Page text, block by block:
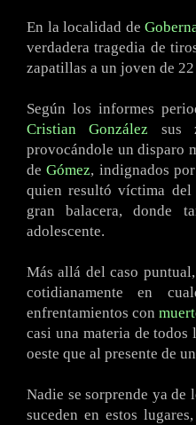
En la localidad de
verdadera tragedia de
zapatillas a un joven de 22
Según los informes
Cristian González sus
provocándole un disparo
deGómez, indignados
quien resultó víctima
gran balacera, donde
adolescente.
Más allá del caso
cotidianamente en
enfrentamientos con
casi una materia de todos
oeste que al presente de
Nadie se sorprende ya
suceden en estos